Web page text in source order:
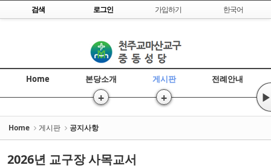
Skip to content
검색 로그인 가입하기 한국어
Home 본당소개
+
게시판
+
전례안내
▶
Home 게시판 공지사항
2026년 교구장 사목교서
Sketchbook5, 스케치북5
Sketchbook5, 스케치북5